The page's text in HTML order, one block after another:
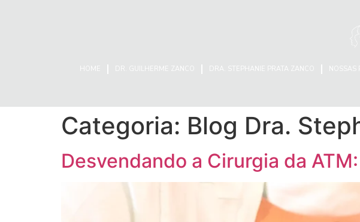
HOME DR. GUILHERME ZANCO DRA. STEPHANIE PRATA ZANCO NOSSAS
Categoria: Blog Dra.
Desvendando a Cirurgia da